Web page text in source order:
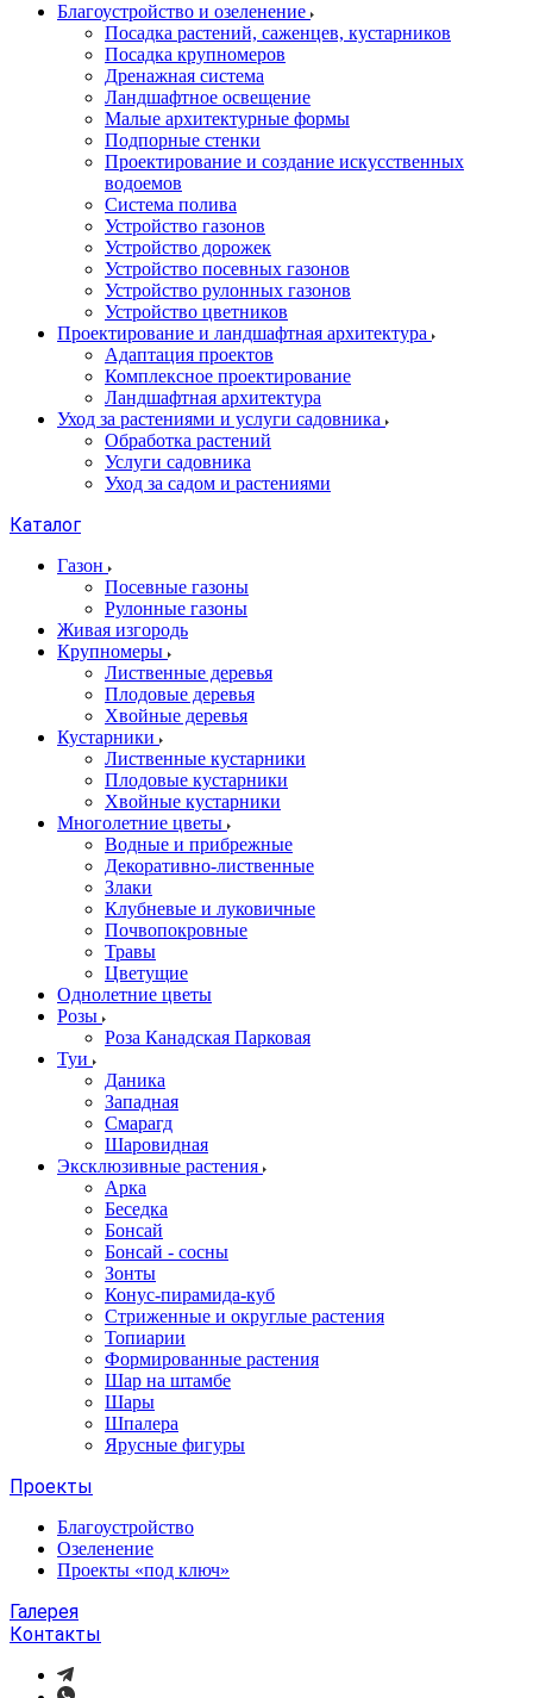
Благоустройство и озеленение
Посадка растений, саженцев, кустарников
Посадка крупномеров
Дренажная система
Ландшафтное освещение
Малые архитектурные формы
Подпорные стенки
Проектирование и создание искусственных
водоемов
Система полива
Устройство газонов
Устройство дорожек
Устройство посевных газонов
Устройство рулонных газонов
Устройство цветников
Проектирование и ландшафтная архитектура
Адаптация проектов
Комплексное проектирование
Ландшафтная архитектура
Уход за растениями и услуги садовника
Обработка растений
Услуги садовника
Уход за садом и растениями
Каталог
Газон
Посевные газоны
Рулонные газоны
Живая изгородь
Крупномеры
Лиственные деревья
Плодовые деревья
Хвойные деревья
Кустарники
Лиственные кустарники
Плодовые кустарники
Хвойные кустарники
Многолетние цветы
Водные и прибрежные
Декоративно-лиственные
Злаки
Клубневые и луковичные
Почвопокровные
Травы
Цветущие
Однолетние цветы
Розы
Роза Канадская Парковая
Туи
Даника
Западная
Смарагд
Шаровидная
Эксклюзивные растения
Арка
Беседка
Бонсай
Бонсай - сосны
Зонты
Конус-пирамида-куб
Стриженные и округлые растения
Топиарии
Формированные растения
Шар на штамбе
Шары
Шпалера
Ярусные фигуры
Проекты
Благоустройство
Озеленение
Проекты «под ключ»
Галерея
Контакты